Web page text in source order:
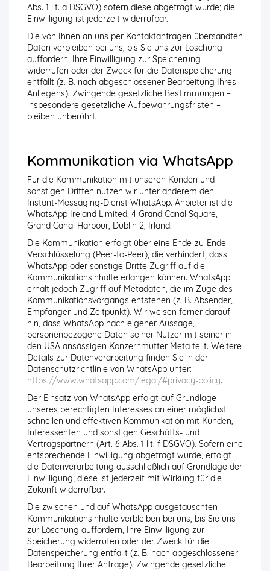
Abs. 1 lit. a DSGVO) sofern diese abgefragt wurde; die
Einwilligung ist jederzeit widerrufbar.
Die von Ihnen an uns per Kontaktanfragen übersandten
Daten verbleiben bei uns, bis Sie uns zur Löschung
auffordern, Ihre Einwilligung zur Speicherung
widerrufen oder der Zweck für die Datenspeicherung
entfällt (z. B. nach abgeschlossener Bearbeitung Ihres
Anliegens). Zwingende gesetzliche Bestimmungen –
insbesondere gesetzliche Aufbewahrungsfristen –
bleiben unberührt.
Kommunikation via WhatsApp
Für die Kommunikation mit unseren Kunden und
sonstigen Dritten nutzen wir unter anderem den
Instant-Messaging-Dienst WhatsApp. Anbieter ist die
WhatsApp Ireland Limited, 4 Grand Canal Square,
Grand Canal Harbour, Dublin 2, Irland.
Die Kommunikation erfolgt über eine Ende-zu-Ende-
Verschlüsselung (Peer-to-Peer), die verhindert, dass
WhatsApp oder sonstige Dritte Zugriff auf die
Kommunikationsinhalte erlangen können. WhatsApp
erhält jedoch Zugriff auf Metadaten, die im Zuge des
Kommunikationsvorgangs entstehen (z. B. Absender,
Empfänger und Zeitpunkt). Wir weisen ferner darauf
hin, dass WhatsApp nach eigener Aussage,
personenbezogene Daten seiner Nutzer mit seiner in
den USA ansässigen Konzernmutter Meta teilt. Weitere
Details zur Datenverarbeitung finden Sie in der
Datenschutzrichtlinie von WhatsApp unter:
https://www.whatsapp.com/legal/#privacy-policy.
Der Einsatz von WhatsApp erfolgt auf Grundlage
unseres berechtigten Interesses an einer möglichst
schnellen und effektiven Kommunikation mit Kunden,
Interessenten und sonstigen Geschäfts- und
Vertragspartnern (Art. 6 Abs. 1 lit. f DSGVO). Sofern eine
entsprechende Einwilligung abgefragt wurde, erfolgt
die Datenverarbeitung ausschließlich auf Grundlage der
Einwilligung; diese ist jederzeit mit Wirkung für die
Zukunft widerrufbar.
Die zwischen und auf WhatsApp ausgetauschten
Kommunikationsinhalte verbleiben bei uns, bis Sie uns
zur Löschung auffordern, Ihre Einwilligung zur
Speicherung widerrufen oder der Zweck für die
Datenspeicherung entfällt (z. B. nach abgeschlossener
Bearbeitung Ihrer Anfrage). Zwingende gesetzliche